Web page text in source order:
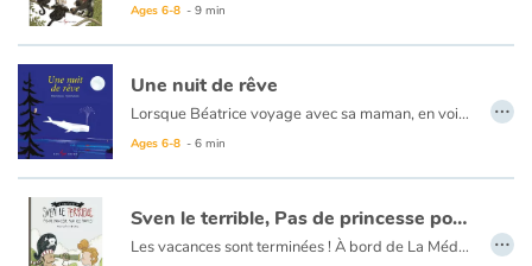
Activities and workshops
Dyslexia and reading disorders
Ages 6-8 - 9 min
Une nuit de rêve
Lorsque Béatrice voyage avec sa maman, en voiture, la nuit, cette dernière insiste toujours pour qu’elle dorme le plus rapidement possible. De cette manière, elle sera en forme à l’arrivée et le temps passera beaucoup plus vite. C’est ce qu’elle dit toujours. C’est pourquoi, lorsque maman réveille Béatrice à peine endormie, celle-ci est plus que surprise. Est-ce qu’elle rêve ou sa mère essaie vraiment de la réveiller ? La fillette ouvre les yeux et assiste alors à un spectacle qu’elle n’a jamais vu et surtout, qui la ravit. Ce qu’elle ne sait pas, c’est qu’elle n’est pas au bout de ses surprises ; la nuit sera riche en découvertes.
Ages 6-8 - 6 min
…
Sven le terrible, Pas de princesse pour les pirates
Les vacances sont terminées ! À bord de La Méduse, Sven repart pour de nouvelles aventures trépidantes ! Sa dernière carte au trésor déchiffrée, il met le cap à l’ouest sans attendre, en quête d’une île mystérieuse. Toutefois, lorsque les brumes qui encerclent l’île se dissipent, ce n’est pas un trésor que Sven et sa bande découvrent, mais bien une princesse et pas des moins exigeantes. Sven est bien décidé à ignorer cette princesse opportuniste, mais la situation s’envenime lorsque Kit Malouf apparaît et fait preuve d’une galanterie étonnante. …